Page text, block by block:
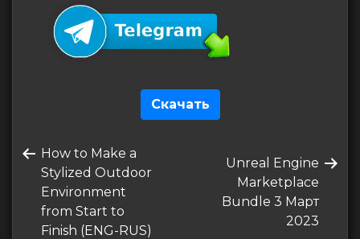
Скачать
по
записям
Предыдущая
запись
How to Make a
Stylized Outdoor
Environment
from Start to
Finish (ENG-RUS)
Следующая
запись
Unreal Engine
Marketplace
Bundle 3 Март
2023